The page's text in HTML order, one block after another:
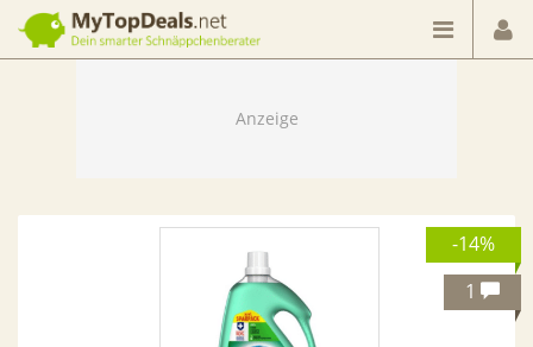
Dein smarter Schnäppchenberater
-14%
1